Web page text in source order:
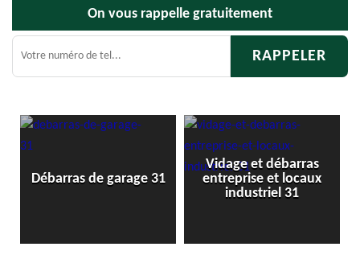
On vous rappelle gratuitement
entreprise et locaux
Débarras de grenier et
cave 31